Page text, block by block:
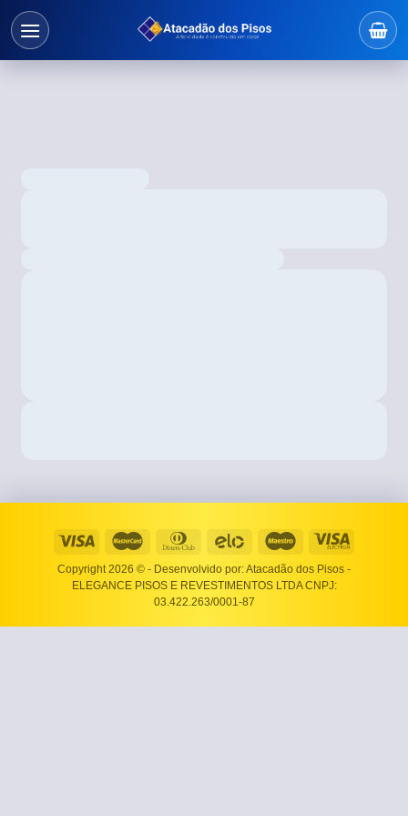
Copyright 2026 © - Desenvolvido por: Atacadão dos Pisos -
ELEGANCE PISOS E REVESTIMENTOS LTDA CNPJ:
03.422.263/0001-87